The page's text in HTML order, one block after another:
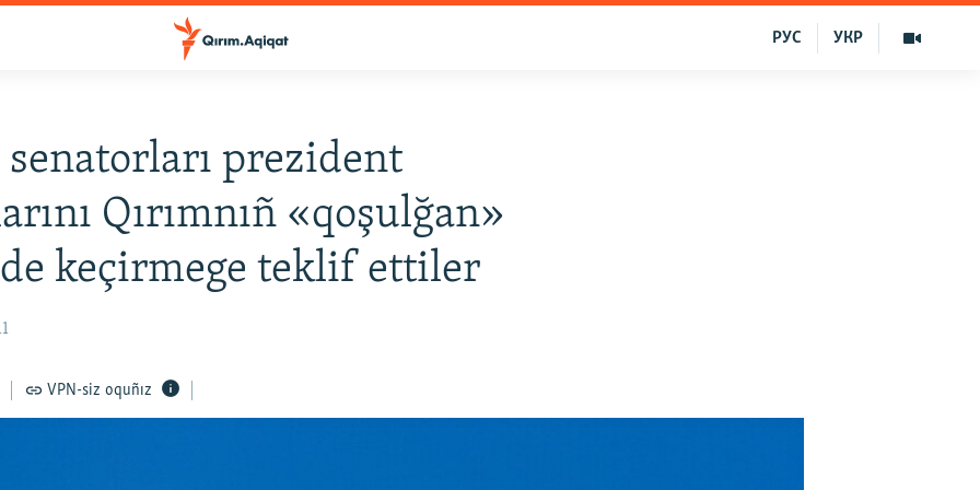
УКР
РУС
senatorları prezident
Qırımnıñ «qoşulğan»
keçirmege teklif ettiler
VPN-siz oquñız